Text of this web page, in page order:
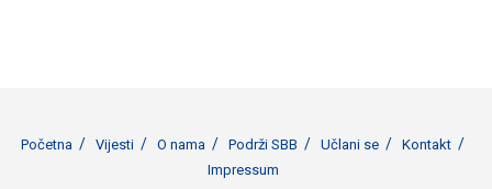
Početna Vijesti O nama Podrži SBB Učlani se
Kontakt
Impressum